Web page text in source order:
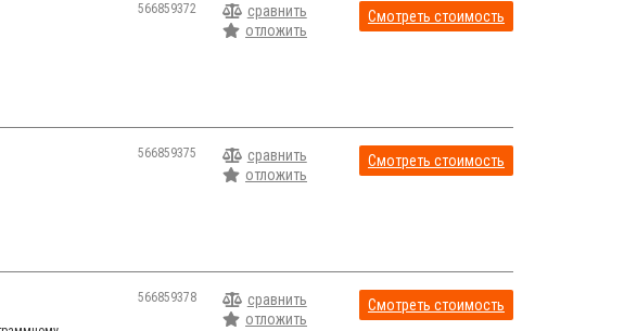
566859372
сравнить
отложить
Смотреть стоимость
566859375
сравнить
отложить
Смотреть стоимость
566859378
сравнить
отложить
Смотреть стоимость